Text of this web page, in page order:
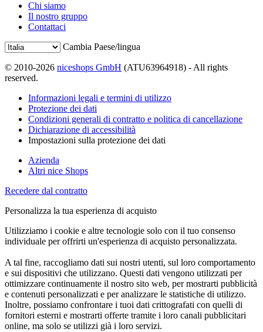
Chi siamo
Il nostro gruppo
Contattaci
Cambia Paese/lingua
© 2010-2026 niceshops GmbH (ATU63964918) - All rights
reserved.
Informazioni legali e termini di utilizzo
Protezione dei dati
Condizioni generali di contratto e politica di cancellazione
Dichiarazione di accessibilità
Impostazioni sulla protezione dei dati
Azienda
Altri nice Shops
Recedere dal contratto
Personalizza la tua esperienza di acquisto
Utilizziamo i cookie e altre tecnologie solo con il tuo consenso
individuale per offrirti un'esperienza di acquisto personalizzata.
A tal fine, raccogliamo dati sui nostri utenti, sul loro comportamento
e sui dispositivi che utilizzano. Questi dati vengono utilizzati per
ottimizzare continuamente il nostro sito web, per mostrarti pubblicità
e contenuti personalizzati e per analizzare le statistiche di utilizzo.
Inoltre, possiamo confrontare i tuoi dati crittografati con quelli di
fornitori esterni e mostrarti offerte tramite i loro canali pubblicitari
online, ma solo se utilizzi già i loro servizi.